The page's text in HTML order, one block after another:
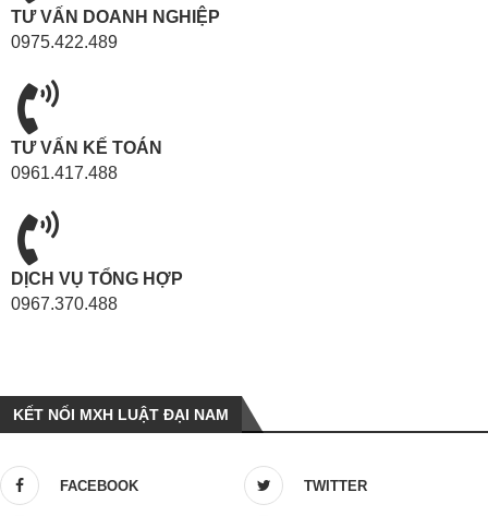
TƯ VẤN DOANH NGHIỆP
0975.422.489
TƯ VẤN KẾ TOÁN
0961.417.488
DỊCH VỤ TỔNG HỢP
0967.370.488
KẾT NỐI MXH LUẬT ĐẠI NAM
FACEBOOK TWITTER